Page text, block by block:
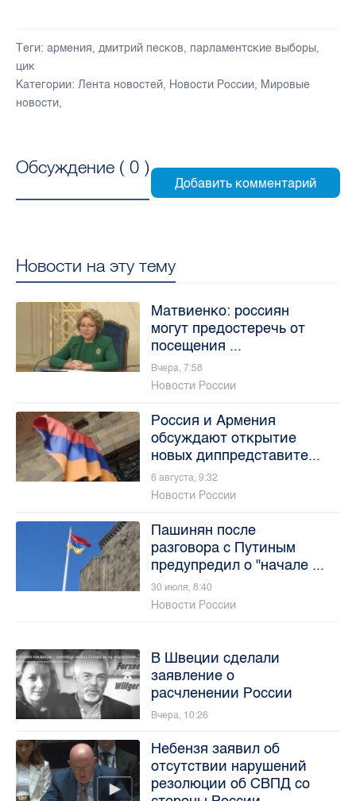
Теги: армения, дмитрий песков, парламентские выборы,
цик
Категории: Лента новостей, Новости России, Мировые
новости,
Обсуждение ( 0 )
Новости на эту тему
Матвиенко: россиян
могут предостеречь от
посещения ...
Вчера, 7:58
Новости России
Россия и Армения
обсуждают открытие
новых диппредставите...
6 августа, 9:32
Новости России
Пашинян после
разговора с Путиным
предупредил о "начале ...
30 июля, 8:40
Новости России
В Швеции сделали
заявление о
расчленении России
Вчера, 10:26
Небензя заявил об
отсутствии нарушений
резолюции об СВПД со